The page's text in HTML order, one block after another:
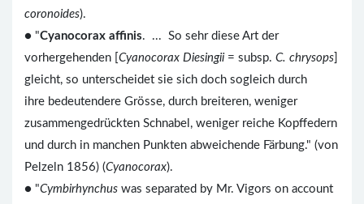
coronoides).
● "Cyanocorax affinis. ... So sehr diese Art der
vorhergehenden [ Cyanocorax Diesingii = subsp. C. chrysops
gleicht, so unterscheidet sie sich doch sogleich durch
ihre bedeutendere Grösse, durch breiteren, weniger
zusammengedrückten Schnabel, weniger reiche Kopffedern
und durch in manchen Punkten abweichende Färbung." (von
Pelzeln 1856) (Cyanocorax).
● "Cymbirhynchus was separated by Mr. Vigors on account